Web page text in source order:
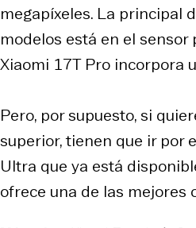
megapíxeles. La principal
modelos está en el sensor
Xiaomi 17T Pro incorpora
Pero, por supuesto, si
superior, tienen que ir por
Ultra que ya está
ofrece una de las mejores